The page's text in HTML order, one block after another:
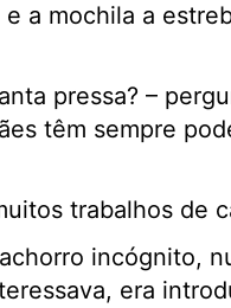
a mochila a
pressa? –
têm sempre
trabalhos de
incógnito,
era